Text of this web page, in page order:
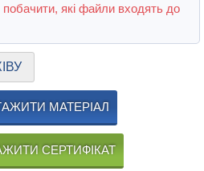
які файли входять до
МАТЕРІАЛ
СЕРТИФІКАТ